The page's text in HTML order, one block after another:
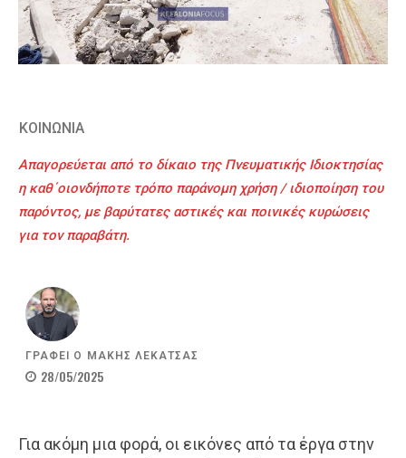
ΚΟΙΝΩΝΙΑ
Απαγορεύεται από το δίκαιο της Πνευματικής Ιδιοκτησίας
η καθ΄οιονδήποτε τρόπο παράνομη χρήση / ιδιοποίηση του
παρόντος, με βαρύτατες αστικές και ποινικές κυρώσεις
για τον παραβάτη.
ΓΡΑΦΕΙ Ο ΜΑΚΗΣ ΛΕΚΑΤΣΑΣ
28/05/2025
Για ακόμη μια φορά, οι εικόνες από τα έργα στην